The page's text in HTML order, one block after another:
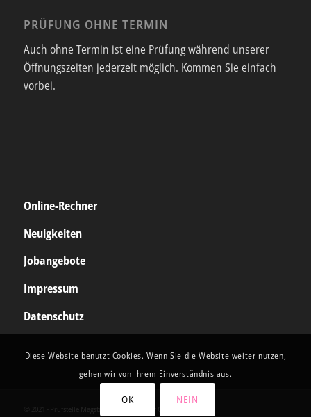
PRÜFUNG OHNE TERMIN
Auch ohne Termin ist eine Prüfung während unserer
Öffnungszeiten jederzeit möglich. Kommen Sie einfach
vorbei.
Online-Rechner
Neuigkeiten
Jobangebote
Impressum
Datenschutz
© 2021 - Prüfstelle Magstadt • Powered by CREATEAM
Diese Website benutzt Cookies. Wenn Sie die Website weiter nutzen,
gehen wir von Ihrem Einverständnis aus.
OK NEIN